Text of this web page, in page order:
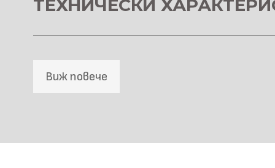
ТЕХНИЧЕСКИ
Виж повече